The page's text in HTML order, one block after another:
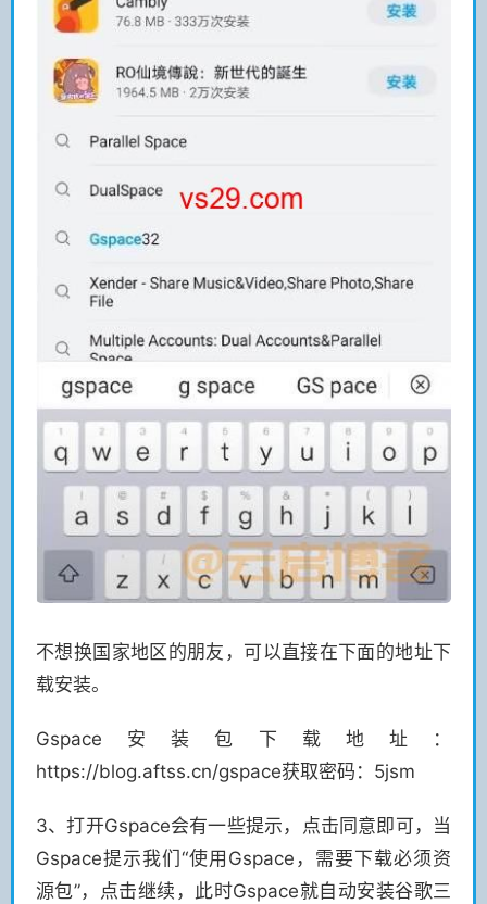
不想换国家地区的朋友，可以直接在下面的地址下
载安装。
Gspace安装包下载地址：
https://blog.aftss.cn/gspace获取密码：5jsm
3、打开Gspace会有一些提示，点击同意即可，当
Gspace提示我们“使用Gspace，需要下载必须资
源包”，点击继续，此时Gspace就自动安装谷歌三